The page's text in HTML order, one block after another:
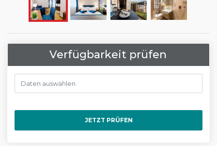
Verfügbarkeit prüfen
JETZT PRÜFEN